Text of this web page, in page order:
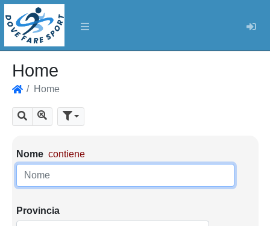
Home
Home
Cerca Mostra tutti i risultati
Parametri di ricerca
Nome contiene
Provincia